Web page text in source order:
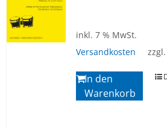
inkl. 7 % MwSt.
zzgl.
Versandkosten
In den
Warenkorb